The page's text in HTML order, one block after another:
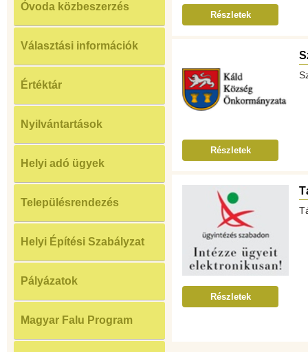
Óvoda közbeszerzés
Választási információk
Értéktár
Nyilvántartások
Helyi adó ügyek
Településrendezés
Helyi Építési Szabályzat
Pályázatok
Magyar Falu Program
Részletek
Részletek
Részletek